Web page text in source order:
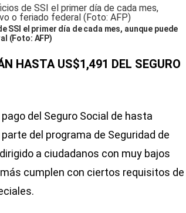
SSI el primer día de cada mes, aunque puede
(Foto: AFP)
HASTA US$1,491 DEL SEGURO
del Seguro Social de hasta
del programa de Seguridad de
a ciudadanos con muy bajos
cumplen con ciertos requisitos de